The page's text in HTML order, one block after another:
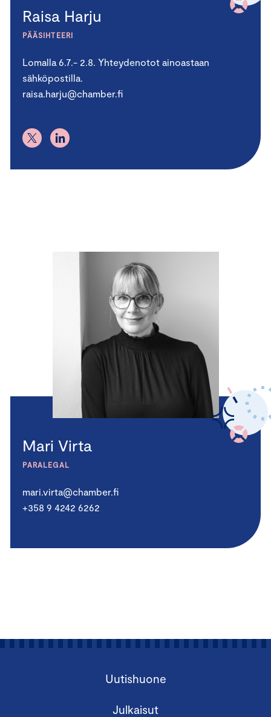
Raisa Harju
PÄÄSIHTEERI
Lomalla 6.7.- 2.8. Yhteydenotot ainoastaan
sähköpostilla.
raisa.harju@chamber.fi
Mari Virta
PARALEGAL
mari.virta@chamber.fi
+358 9 4242 6262
Uutishuone
Julkaisut